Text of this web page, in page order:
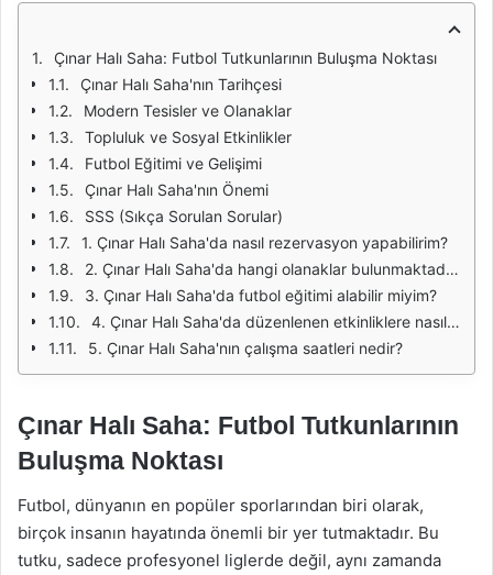
Çınar Halı Saha: Futbol Tutkunlarının Buluşma Noktası
Çınar Halı Saha'nın Tarihçesi
Modern Tesisler ve Olanaklar
Topluluk ve Sosyal Etkinlikler
Futbol Eğitimi ve Gelişimi
Çınar Halı Saha'nın Önemi
SSS (Sıkça Sorulan Sorular)
1. Çınar Halı Saha'da nasıl rezervasyon yapabilirim?
2. Çınar Halı Saha'da hangi olanaklar bulunmaktadır?
3. Çınar Halı Saha'da futbol eğitimi alabilir miyim?
4. Çınar Halı Saha'da düzenlenen etkinliklere nasıl katılabilirim?
5. Çınar Halı Saha'nın çalışma saatleri nedir?
Çınar Halı Saha: Futbol Tutkunlarının
Buluşma Noktası
Futbol, dünyanın en popüler sporlarından biri olarak,
birçok insanın hayatında önemli bir yer tutmaktadır. Bu
tutku, sadece profesyonel liglerde değil, aynı zamanda